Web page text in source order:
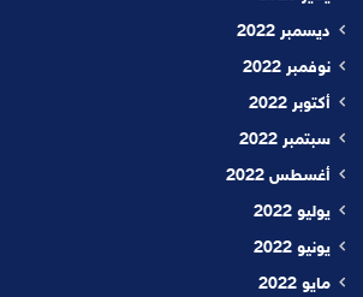
ديسمبر 2022
نوفمبر 2022
أكتوبر 2022
سبتمبر 2022
أغسطس 2022
يوليو 2022
يونيو 2022
مايو 2022